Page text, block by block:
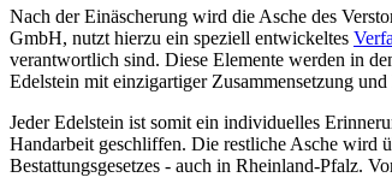
Nach der Einäscherung wird die Asche des
GmbH, nutzt hierzu ein speziell entwickeltes
verantwortlich sind. Diese Elemente werden in
Edelstein mit einzigartiger Zusammensetzung
Jeder Edelstein ist somit ein individuelles
Handarbeit geschliffen. Die restliche Asche wird
Bestattungsgesetzes - auch in Rheinland-Pfalz.